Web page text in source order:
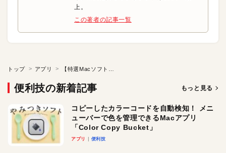
上。
この著者の記事一覧
トップ アプリ
便利技の新着記事 もっと見る
コピーしたカラーコードを自動検知！ メニ
ューバーで色を管理できるMacアプリ
「Color Copy Bucket」
アプリ 便利技